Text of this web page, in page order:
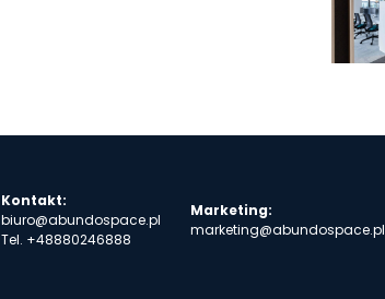
Kontakt:
biuro@abundospace.pl
Tel. +48880246888
Marketing:
marketing@abundospace.pl